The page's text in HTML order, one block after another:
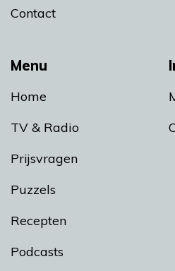
Menu
Home
TV & Radio
Prijsvragen
Puzzels
Recepten
Podcasts
Contact